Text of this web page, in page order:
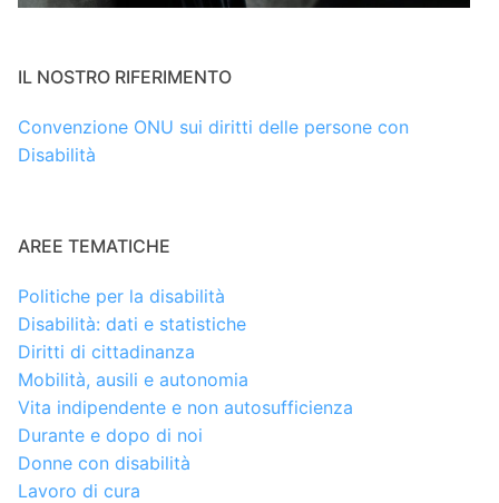
IL NOSTRO RIFERIMENTO
Convenzione ONU sui diritti delle persone con
Disabilità
AREE TEMATICHE
Politiche per la disabilità
Disabilità: dati e statistiche
Diritti di cittadinanza
Mobilità, ausili e autonomia
Vita indipendente e non autosufficienza
Durante e dopo di noi
Donne con disabilità
Lavoro di cura